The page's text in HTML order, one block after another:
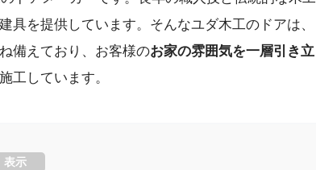
具を提供しています。そんなユダ木工のドアは、
備えており、お客様のお家の雰囲気を一層引き立
工しています。
表示